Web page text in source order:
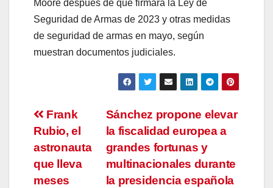
Moore después de que firmara la Ley de
Seguridad de Armas de 2023 y otras medidas
de seguridad de armas en mayo, según
muestran documentos judiciales.
Navegación
de
entradas
Sánchez propone elevar
la fiscalidad europea a
grandes fortunas y
multinacionales durante
la presidencia española
Frank
Rubio, el
astronauta
que lleva
meses